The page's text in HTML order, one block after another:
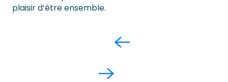
plaisir d’être ensemble.